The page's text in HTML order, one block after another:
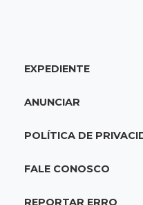
18:33Em 2022
adolescente
18:15 Nubank Parque
Palmeiras e Inter
EXPEDIENTE
ANUNCIAR
POLÍTICA DE
FALE CONOSCO
REPORTAR ERRO